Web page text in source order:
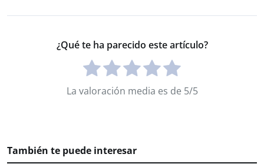
¿Qué te ha parecido este artículo?
La valoración media es de 5/5
También te puede interesar